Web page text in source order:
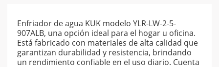
Enfriador de agua KUK modelo YLR-LW-2-5-
907ALB, una opción ideal para el hogar u oficina.
Está fabricado con materiales de alta calidad que
garantizan durabilidad y resistencia, brindando
un rendimiento confiable en el uso diario. Cuenta